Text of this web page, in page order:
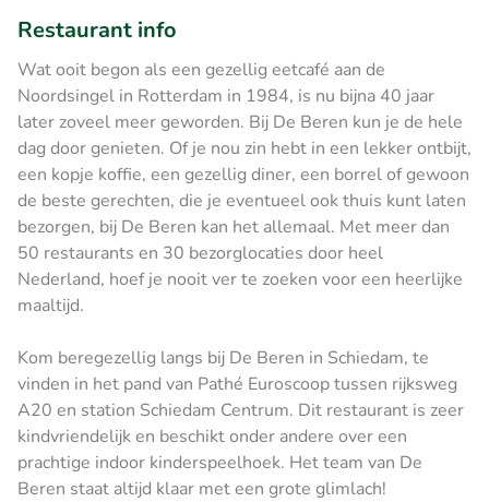
Restaurant info
Wat ooit begon als een gezellig eetcafé aan de
Noordsingel in Rotterdam in 1984, is nu bijna 40 jaar
later zoveel meer geworden. Bij De Beren kun je de hele
dag door genieten. Of je nou zin hebt in een lekker ontbijt,
een kopje koffie, een gezellig diner, een borrel of gewoon
de beste gerechten, die je eventueel ook thuis kunt laten
bezorgen, bij De Beren kan het allemaal. Met meer dan
50 restaurants en 30 bezorglocaties door heel
Nederland, hoef je nooit ver te zoeken voor een heerlijke
maaltijd.
Kom beregezellig langs bij De Beren in Schiedam, te
vinden in het pand van Pathé Euroscoop tussen rijksweg
A20 en station Schiedam Centrum. Dit restaurant is zeer
kindvriendelijk en beschikt onder andere over een
prachtige indoor kinderspeelhoek. Het team van De
Beren staat altijd klaar met een grote glimlach!